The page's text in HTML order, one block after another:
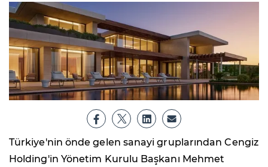
Türkiye'nin önde gelen sanayi gruplarından Cengiz
Holding'in Yönetim Kurulu Başkanı Mehmet